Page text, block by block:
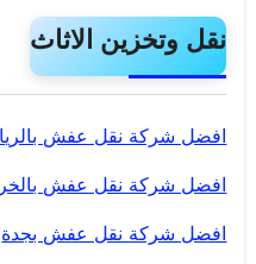
نقل وتخزين الاثاث
افضل شركة نقل عفش
افضل شركة نقل عفش
افضل شركة نقل عفش بجدة